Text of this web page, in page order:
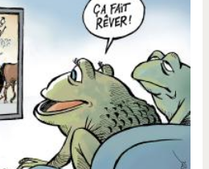
Un monde de foot